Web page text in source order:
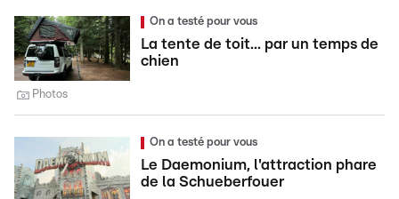
On a testé pour vous
La tente de toit... par un temps de
chien
Photos
On a testé pour vous
Le Daemonium, l'attraction phare
de la Schueberfouer